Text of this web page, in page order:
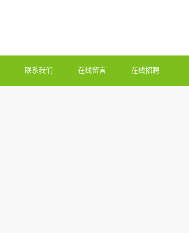
联系我们 在线留言 在线招聘